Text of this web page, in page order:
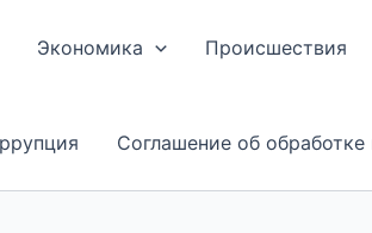
Экономика Происшествия
Соглашение об